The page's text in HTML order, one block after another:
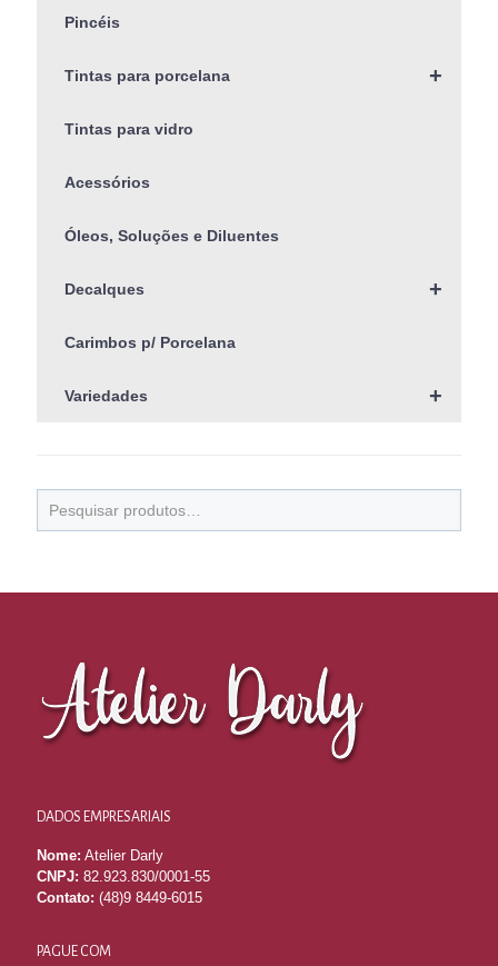
Pincéis
+
Tintas para porcelana
Tintas para vidro
Acessórios
Óleos, Soluções e Diluentes
+
Decalques
Carimbos p/ Porcelana
+
Variedades
DADOS EMPRESARIAIS
Nome: Atelier Darly
CNPJ: 82.923.830/0001-55
Contato: (48)9 8449-6015
PAGUE COM